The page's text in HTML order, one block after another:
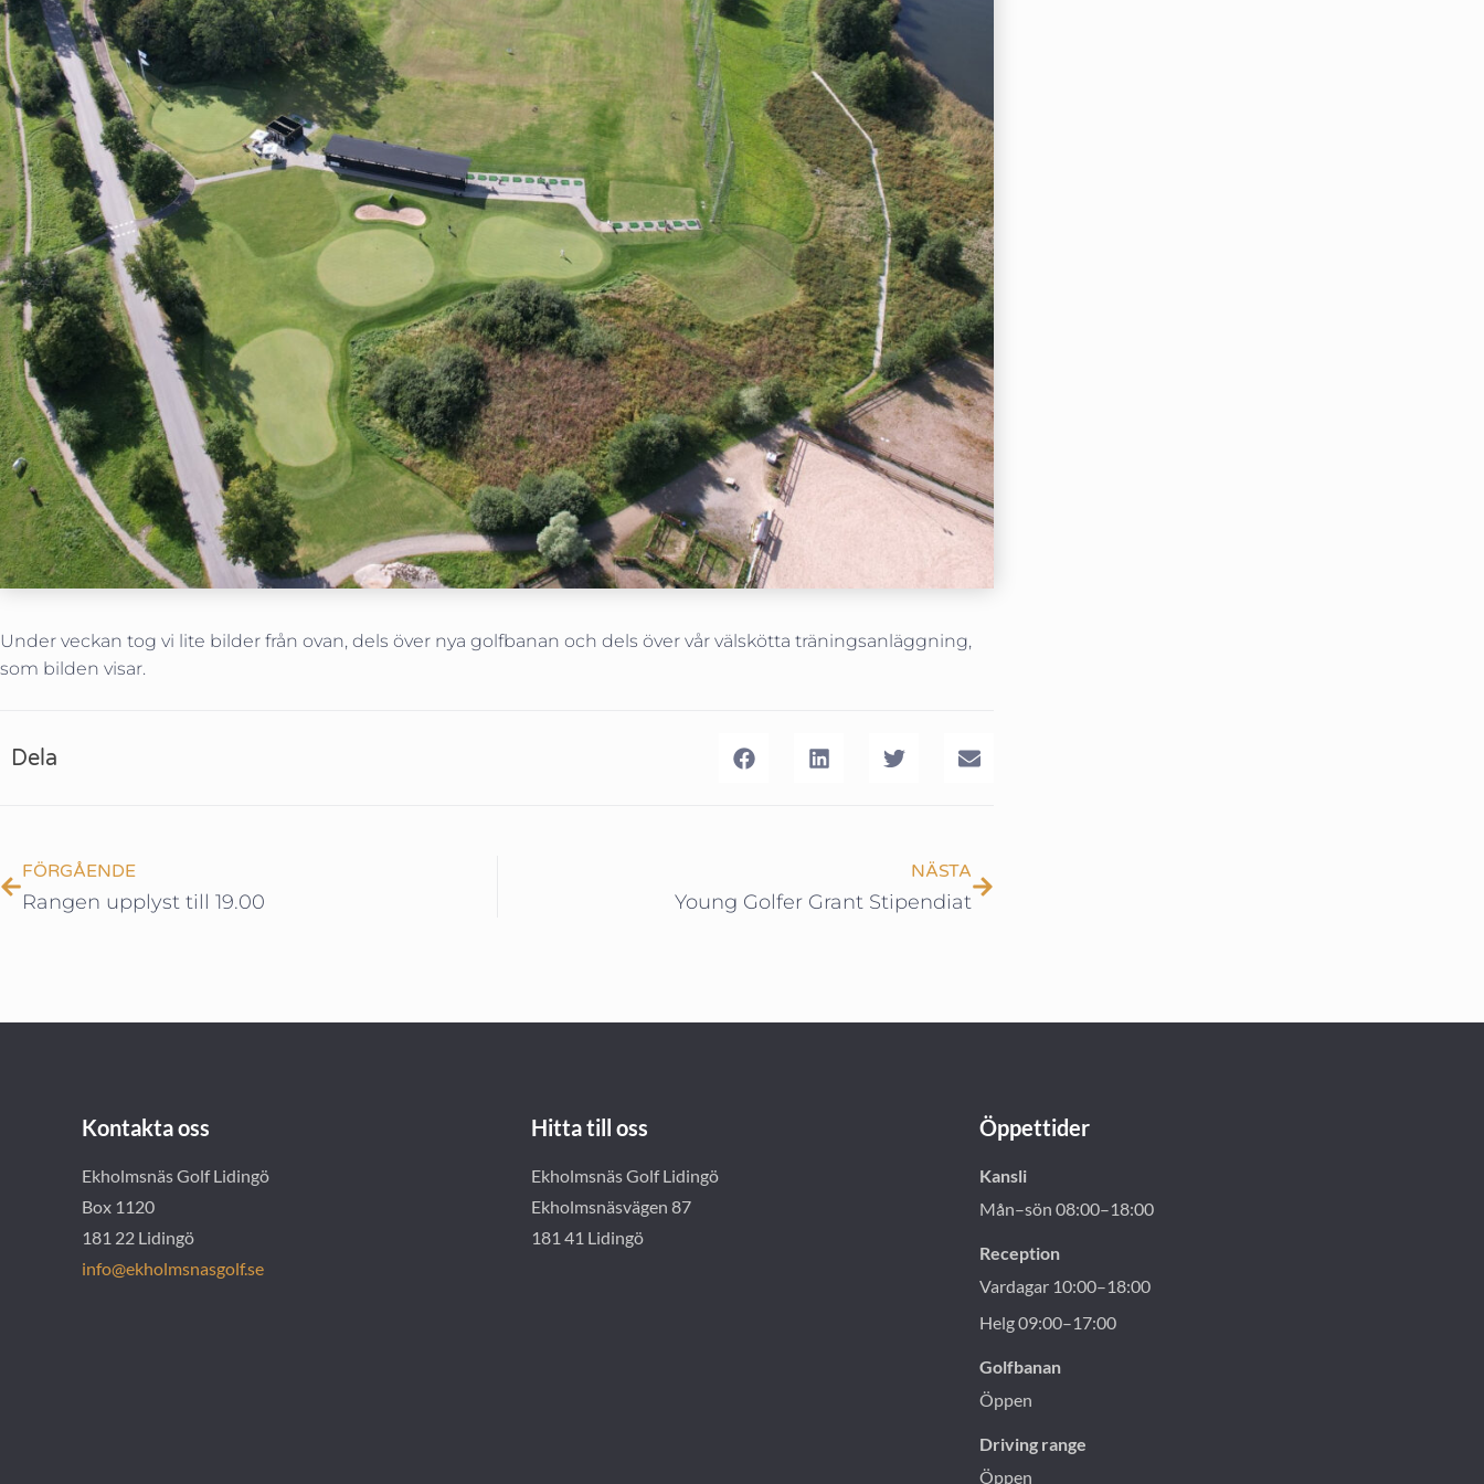
Under veckan tog vi lite bilder från ovan, dels över nya golfbanan och dels över vår välskötta träningsanläggning,
som bilden visar.
Dela
FÖRGÅENDE
Rangen upplyst till 19.00
NÄSTA
Young Golfer Grant Stipendiat
Kontakta oss
Ekholmsnäs Golf Lidingö
Box 1120
181 22 Lidingö
info@ekholmsnasgolf.se
Hitta till oss
Ekholmsnäs Golf Lidingö
Ekholmsnäsvägen 87
181 41 Lidingö
Öppettider
Kansli
Mån–sön 08:00–18:00
Reception
Vardagar 10:00–18:00
Helg 09:00–17:00
Golfbanan
Öppen
Driving range
Öppen